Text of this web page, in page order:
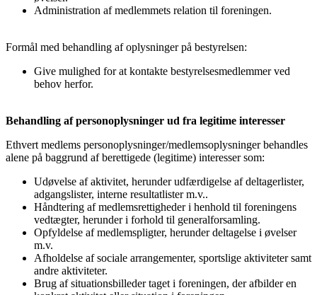
Administration af medlemmets relation til foreningen.
Formål med behandling af oplysninger på bestyrelsen:
Give mulighed for at kontakte bestyrelsesmedlemmer ved
behov herfor.
Behandling af personoplysninger ud fra legitime interesser
Ethvert medlems personoplysninger/medlemsoplysninger behandles
alene på baggrund af berettigede (legitime) interesser som:
Udøvelse af aktivitet, herunder udfærdigelse af deltagerlister,
adgangslister, interne resultatlister m.v..
Håndtering af medlemsrettigheder i henhold til foreningens
vedtægter, herunder i forhold til generalforsamling.
Opfyldelse af medlemspligter, herunder deltagelse i øvelser
m.v.
Afholdelse af sociale arrangementer, sportslige aktiviteter samt
andre aktiviteter.
Brug af situationsbilleder taget i foreningen, der afbilder en